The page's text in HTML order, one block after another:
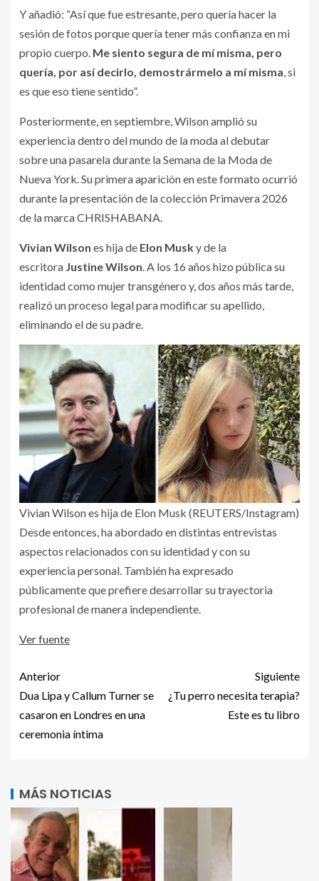
Y añadió: “Así que fue estresante, pero quería hacer la
sesión de fotos porque quería tener más confianza en mi
propio cuerpo. Me siento segura de mí misma, pero
quería, por así decirlo, demostrármelo a mí misma , si
es que eso tiene sentido”.
Posteriormente, en septiembre, Wilson amplió su
experiencia dentro del mundo de la moda al debutar
sobre una pasarela durante la Semana de la Moda de
Nueva York. Su primera aparición en este formato ocurrió
durante la presentación de la colección Primavera 2026
de la marca CHRISHABANA.
Vivian Wilson es hija de Elon Musky de la
escritora Justine Wilson . A los 16 años hizo pública su
identidad como mujer transgénero y, dos años más tarde,
realizó un proceso legal para modificar su apellido,
eliminando el de su padre.
Vivian Wilson es hija de Elon Musk (REUTERS/Instagram)
Desde entonces, ha abordado en distintas entrevistas
aspectos relacionados con su identidad y con su
experiencia personal. También ha expresado
públicamente que prefiere desarrollar su trayectoria
profesional de manera independiente.
Ver fuente
Anterior
Dua Lipa y Callum Turner se
casaron en Londres en una
ceremonia íntima
Siguiente
¿Tu perro necesita terapia?
Este es tu libro
MÁS NOTICIAS